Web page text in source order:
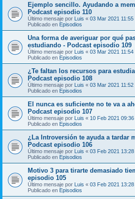
Ejemplo sencillo. Ayudando a
Podcast episodio 110
Último mensaje por Luis « 03 Mar 2021 11:55
Publicado en Episodios
Una forma de averiguar por qué
estudiando - Podcast episodio 109
Último mensaje por Luis « 03 Mar 2021 11:54
Publicado en Episodios
¿Te faltan los recursos para
Podcast episodio 108
Último mensaje por Luis « 03 Mar 2021 11:52
Publicado en Episodios
El nunca es suficiente no te va a
Podcast episodio 107
Último mensaje por Luis « 10 Feb 2021 09:36
Publicado en Episodios
¿La Introversión te ayuda a tardar
Podcast episodio 106
Último mensaje por Luis « 03 Feb 2021 13:28
Publicado en Episodios
Motivo 3 para tirarte demasiado
episodio 105
Último mensaje por Luis « 03 Feb 2021 13:28
Publicado en Episodios